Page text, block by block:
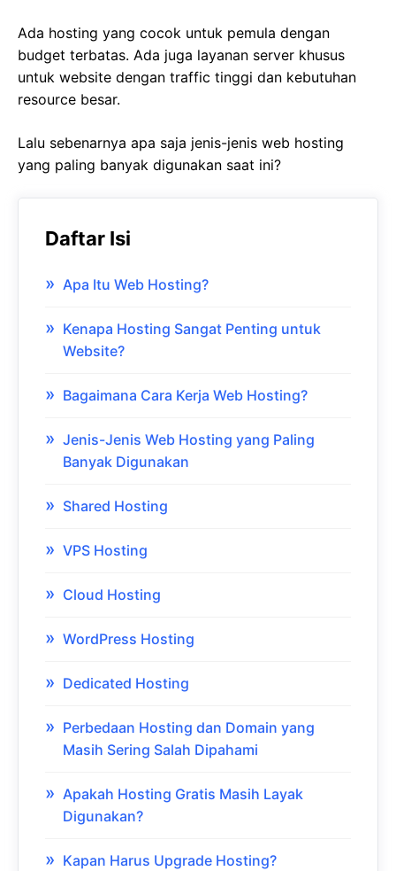
Ada hosting yang cocok untuk pemula dengan
budget terbatas. Ada juga layanan server khusus
untuk website dengan traffic tinggi dan kebutuhan
resource besar.
Lalu sebenarnya apa saja jenis-jenis web hosting
yang paling banyak digunakan saat ini?
Daftar Isi
Apa Itu Web Hosting?
Kenapa Hosting Sangat Penting untuk
Website?
Bagaimana Cara Kerja Web Hosting?
Jenis-Jenis Web Hosting yang Paling
Banyak Digunakan
Shared Hosting
VPS Hosting
Cloud Hosting
WordPress Hosting
Dedicated Hosting
Perbedaan Hosting dan Domain yang
Masih Sering Salah Dipahami
Apakah Hosting Gratis Masih Layak
Digunakan?
Kapan Harus Upgrade Hosting?